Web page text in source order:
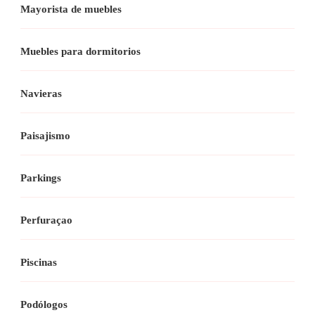
Mayorista de muebles
Muebles para dormitorios
Navieras
Paisajismo
Parkings
Perfuraçao
Piscinas
Podólogos